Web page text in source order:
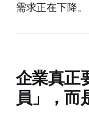
需求正在下降。
企業真正
員」，而